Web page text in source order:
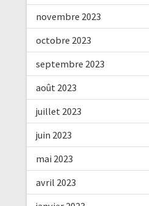
novembre 2023
octobre 2023
septembre 2023
août 2023
juillet 2023
juin 2023
mai 2023
avril 2023